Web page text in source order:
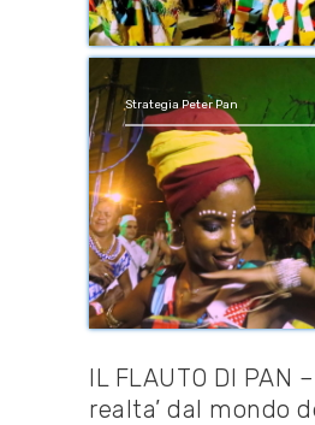
Strategia Peter Pan
IL FLAUTO DI PAN
realta’ dal mondo